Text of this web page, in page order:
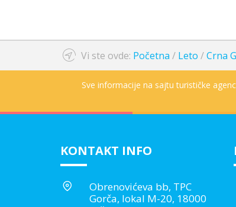
Vi ste ovde: Početna / Leto /Crna
Sve informacije na sajtu turističke
KONTAKT INFO
Obrenovićeva bb, TPC
Gorča, lokal M-20, 18000